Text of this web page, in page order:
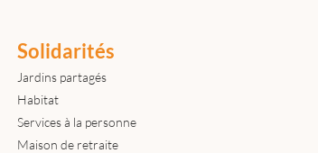
Solidarités
Jardins partagés
Habitat
Services à la personne
Maison de retraite